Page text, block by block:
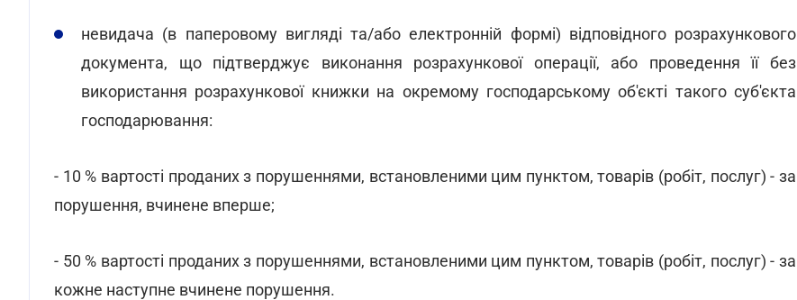
невидача (в паперовому вигляді та/або електронній формі) відповідного розрахункового
документа, що підтверджує виконання розрахункової операції, або проведення її без
використання розрахункової книжки на окремому господарському об'єкті такого суб'єкта
господарювання:
- 10 % вартості проданих з порушеннями, встановленими цим пунктом, товарів (робіт, послуг) - за
порушення, вчинене вперше;
- 50 % вартості проданих з порушеннями, встановленими цим пунктом, товарів (робіт, послуг) - за
кожне наступне вчинене порушення.